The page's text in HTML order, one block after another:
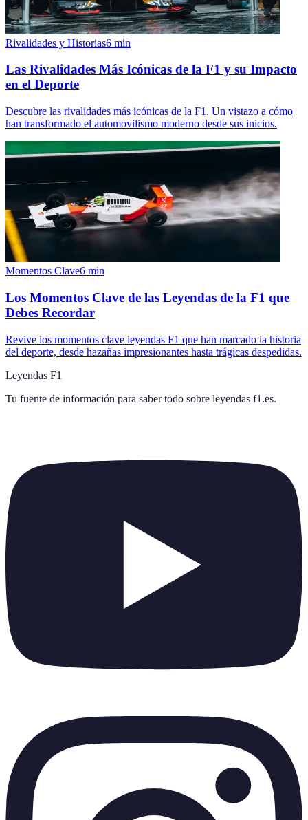
Rivalidades y Historias6 min
Las Rivalidades Más Icónicas de la F1 y su Impacto
en el Deporte
Descubre las rivalidades más icónicas de la F1. Un vistazo a cómo
han transformado el automovilismo moderno desde sus inicios.
Momentos Clave6 min
Los Momentos Clave de las Leyendas de la F1 que
Debes Recordar
Revive los momentos clave leyendas F1 que han marcado la historia
del deporte, desde hazañas impresionantes hasta trágicas despedidas.
Leyendas F1
Tu fuente de información para saber todo sobre leyendas f1.es.